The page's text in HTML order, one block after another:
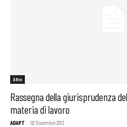
Altro
Rassegna della giurisprudenza
materia di lavoro
ADAPT - 02 Dicembre 2013